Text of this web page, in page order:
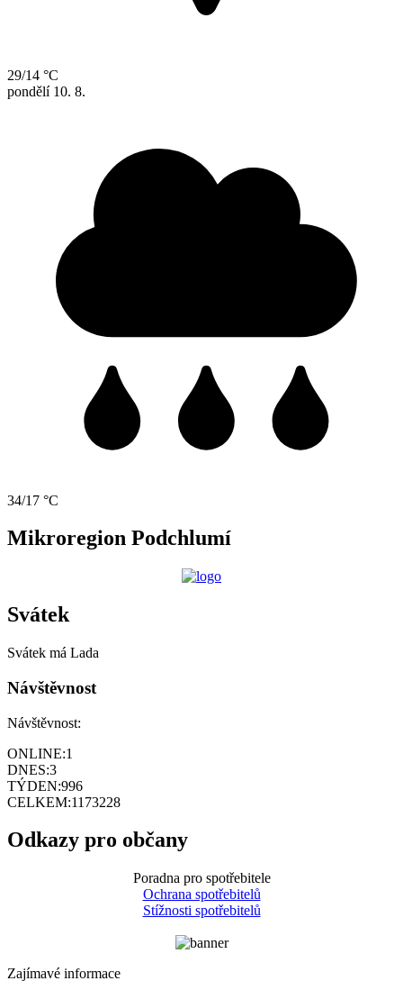
29/14 °C
pondělí 10. 8.
34/17 °C
Mikroregion Podchlumí
Svátek
Svátek má Lada
Návštěvnost
Návštěvnost:
ONLINE:1
DNES:3
TÝDEN:996
CELKEM:1173228
Odkazy pro občany
Poradna pro spotřebitele
Ochrana spotřebitelů
Stížnosti spotřebitelů
Zajímavé informace